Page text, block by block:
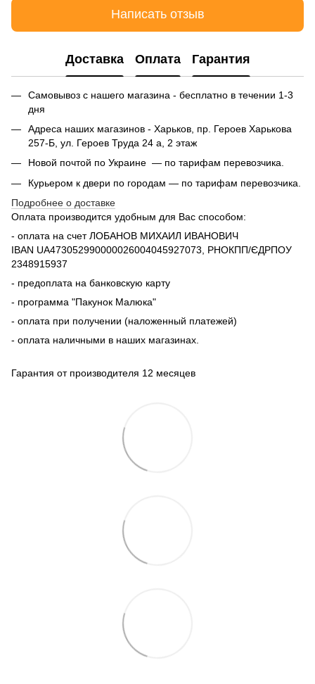
Написать отзыв
Доставка Оплата Гарантия
Самовывоз с нашего магазина - бесплатно в течении 1-3
дня
Адреса наших магазинов - Харьков, пр. Героев Харькова
257-Б, ул. Героев Труда 24 а, 2 этаж
Новой почтой по Украине — по тарифам перевозчика.
Курьером к двери по городам — по тарифам перевозчика.
Подробнее о доставке
Оплата производится удобным для Вас способом:
- оплата на счет ЛОБАНОВ МИХАИЛ ИВАНОВИЧ
IBAN UA473052990000026004045927073, РНОКПП/ЄДРПОУ
2348915937
- предоплата на банковскую карту
- программа "Пакунок Малюка"
- оплата при получении (наложенный платежей)
- оплата наличными в наших магазинах.
Гарантия от производителя 12 месяцев